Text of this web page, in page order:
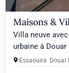
Maisons &
Villa neuve
urbaine à Douar
Essaouira Douar